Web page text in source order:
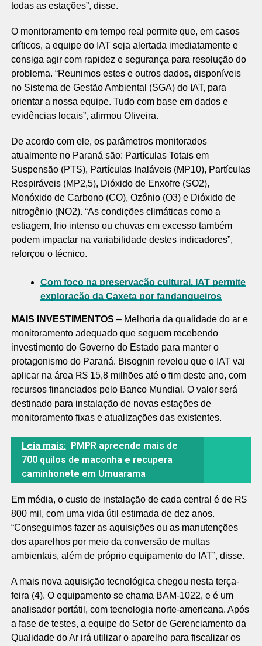
todas as estações”, disse.
O monitoramento em tempo real permite que, em casos
críticos, a equipe do IAT seja alertada imediatamente e
consiga agir com rapidez e segurança para resolução do
problema. “Reunimos estes e outros dados, disponíveis
no Sistema de Gestão Ambiental (SGA) do IAT, para
orientar a nossa equipe. Tudo com base em dados e
evidências locais”, afirmou Oliveira.
De acordo com ele, os parâmetros monitorados
atualmente no Paraná são: Partículas Totais em
Suspensão (PTS), Partículas Inaláveis (MP10), Partículas
Respiráveis (MP2,5), Dióxido de Enxofre (SO2),
Monóxido de Carbono (CO), Ozônio (O3) e Dióxido de
nitrogênio (NO2). “As condições climáticas como a
estiagem, frio intenso ou chuvas em excesso também
podem impactar na variabilidade destes indicadores”,
reforçou o técnico.
Com foco na preservação cultural, IAT permite
exploração da Caxeta por fandangueiros
MAIS INVESTIMENTOS – Melhoria da qualidade do ar e
monitoramento adequado que seguem recebendo
investimento do Governo do Estado para manter o
protagonismo do Paraná. Bisognin revelou que o IAT vai
aplicar na área R$ 15,8 milhões até o fim deste ano, com
recursos financiados pelo Banco Mundial. O valor será
destinado para instalação de novas estações de
monitoramento fixas e atualizações das existentes.
Leia mais: PMPR apreende mais de
700 quilos de maconha e recupera
caminhonete em Umuarama
Em média, o custo de instalação de cada central é de R$
800 mil, com uma vida útil estimada de dez anos.
“Conseguimos fazer as aquisições ou as manutenções
dos aparelhos por meio da conversão de multas
ambientais, além de próprio equipamento do IAT”, disse.
A mais nova aquisição tecnológica chegou nesta terça-
feira (4). O equipamento se chama BAM-1022, e é um
analisador portátil, com tecnologia norte-americana. Após
a fase de testes, a equipe do Setor de Gerenciamento da
Qualidade do Ar irá utilizar o aparelho para fiscalizar os